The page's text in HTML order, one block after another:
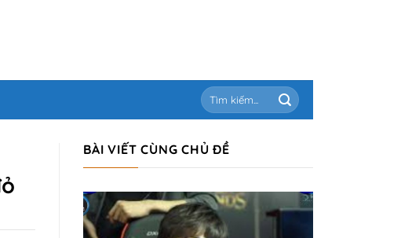
BÀI VIẾT CÙNG CHỦ ĐỀ